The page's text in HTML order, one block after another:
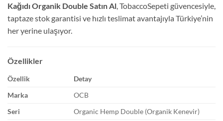
Kağıdı Organik Double Satın Al , TobaccoSepeti güvencesiyle,
taptaze stok garantisi ve hızlı teslimat avantajıyla Türkiye’nin
her yerine ulaşıyor.
Özellikler
Özellik
Detay
Marka
OCB
Seri
Organic Hemp Double (Organik Kenevir)